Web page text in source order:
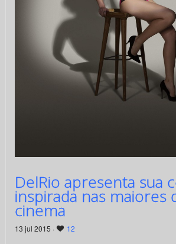
DelRio apresenta sua
inspirada nas maiores
cinema
13 jul 2015 · 12